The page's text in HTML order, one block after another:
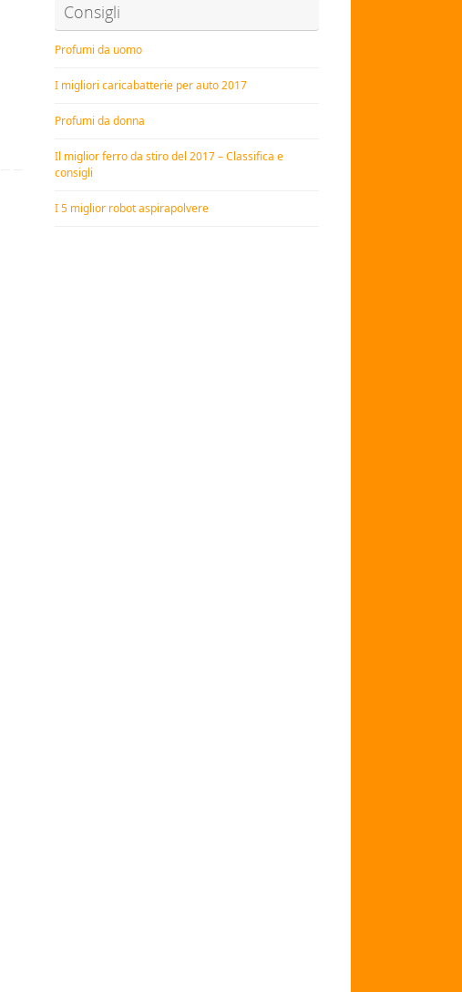
Consigli
Profumi da uomo
I migliori caricabatterie per auto 2017
Profumi da donna
Il miglior ferro da stiro del 2017 – Classifica e
consigli
I 5 miglior robot aspirapolvere